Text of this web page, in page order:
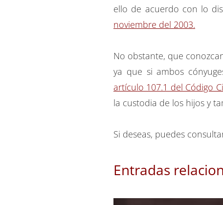
ello de acuerdo con lo
noviembre del 2003.
No obstante, que
ya que si ambos
artículo 107.1 del Código
la custodia de los hijos y
Si deseas, puedes
Entradas